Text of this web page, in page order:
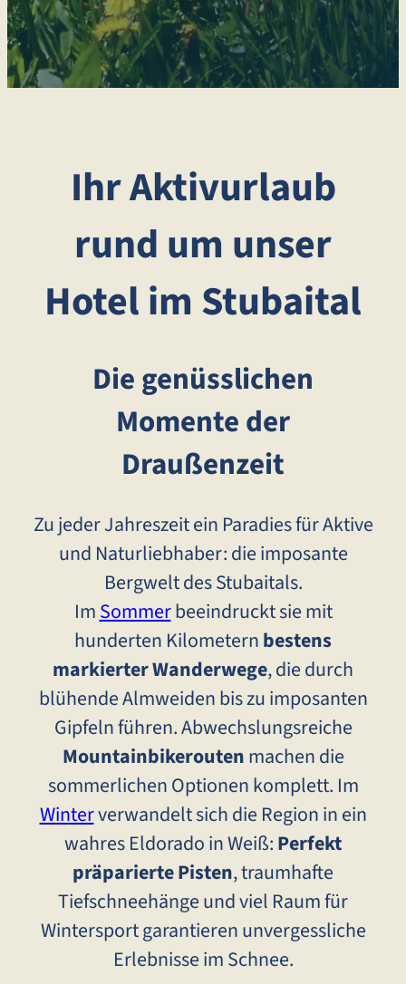
Ihr Aktivurlaub
rund um unser
Hotel im Stubaital
Die genüsslichen
Momente der
Draußenzeit
Zu jeder Jahreszeit ein Paradies für Aktive
und Naturliebhaber: die imposante
Bergwelt des Stubaitals.
ImSommerbeeindruckt sie mit
hunderten Kilometernbestens
markierter Wanderwege, die durch
blühende Almweiden bis zu imposanten
Gipfeln führen. Abwechslungsreiche
Mountainbikeroutenmachen die
sommerlichen Optionen komplett. Im
Winterverwandelt sich die Region in ein
wahres Eldorado in Weiß:Perfekt
präparierte Pisten, traumhafte
Tiefschneehänge und viel Raum für
Wintersport garantieren unvergessliche
Erlebnisse im Schnee.